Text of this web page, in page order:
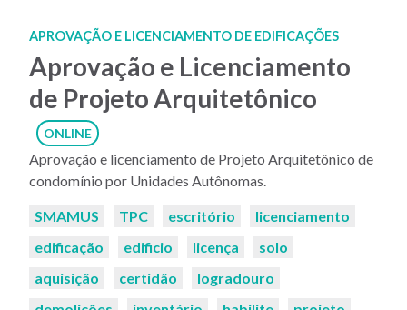
APROVAÇÃO E LICENCIAMENTO DE EDIFICAÇÕES
Aprovação e Licenciamento
de Projeto Arquitetônico
ONLINE
Aprovação e licenciamento de Projeto Arquitetônico de
condomínio por Unidades Autônomas.
Palavras-
SMAMUS TPC escritório
licenciamento
edificação
edificio licença
solo
aquisição
certidão
logradouro